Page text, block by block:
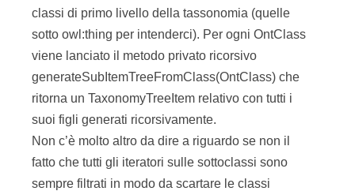
classi di primo livello della tassonomia (quelle
sotto owl:thing per intenderci). Per ogni OntClass
viene lanciato il metodo privato ricorsivo
generateSubItemTreeFromClass(OntClass) che
ritorna un TaxonomyTreeItem relativo con tutti i
suoi figli generati ricorsivamente.
Non c’è molto altro da dire a riguardo se non il
fatto che tutti gli iteratori sulle sottoclassi sono
sempre filtrati in modo da scartare le classi